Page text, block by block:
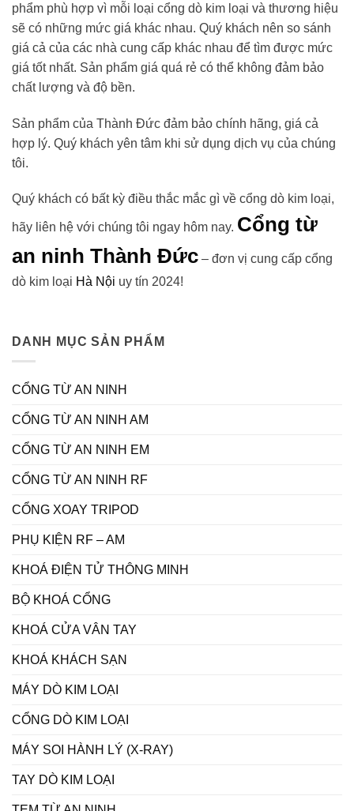
phẩm phù hợp vì mỗi loại cổng dò kim loại và thương hiệu
sẽ có những mức giá khác nhau. Quý khách nên so sánh
giá cả của các nhà cung cấp khác nhau để tìm được mức
giá tốt nhất. Sản phẩm giá quá rẻ có thể không đảm bảo
chất lượng và độ bền.
Sản phẩm của Thành Đức đảm bảo chính hãng, giá cả
hợp lý. Quý khách yên tâm khi sử dụng dịch vụ của chúng
tôi.
Quý khách có bất kỳ điều thắc mắc gì về cổng dò kim loại,
hãy liên hệ với chúng tôi ngay hôm nay. Cổng từ
an ninh Thành Đức – đơn vị cung cấp cổng
dò kim loại Hà Nội uy tín 2024!
DANH MỤC SẢN PHẨM
CỔNG TỪ AN NINH
CỔNG TỪ AN NINH AM
CỔNG TỪ AN NINH EM
CỔNG TỪ AN NINH RF
CỔNG XOAY TRIPOD
PHỤ KIỆN RF – AM
KHOÁ ĐIỆN TỬ THÔNG MINH
BỘ KHOÁ CỔNG
KHOÁ CỬA VÂN TAY
KHOÁ KHÁCH SẠN
MÁY DÒ KIM LOẠI
CỔNG DÒ KIM LOẠI
MÁY SOI HÀNH LÝ (X-RAY)
TAY DÒ KIM LOẠI